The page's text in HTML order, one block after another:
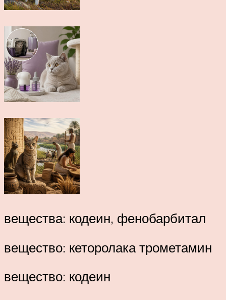
вещества: кодеин, фенобарбитал
вещество: кеторолака трометамин
вещество: кодеин